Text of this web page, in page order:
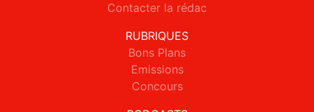
Contacter la rédac
RUBRIQUES
Bons Plans
Emissions
Concours